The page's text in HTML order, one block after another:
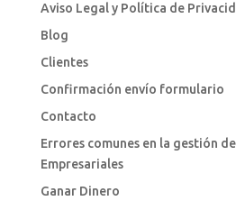
Aviso Legal y Política de
Blog
Clientes
Confirmación envío formulario
Contacto
Errores comunes en la gestión
Empresariales
Ganar Dinero